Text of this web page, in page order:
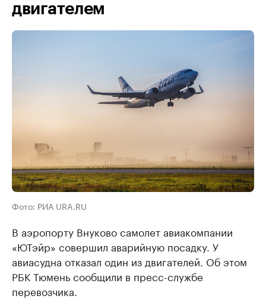
двигателем
Фото: РИА URA.RU
В аэропорту Внуково самолет авиакомпании
«ЮТэйр» совершил аварийную посадку. У
авиасудна отказал один из двигателей. Об этом
РБК Тюмень сообщили в пресс-службе
перевозчика.